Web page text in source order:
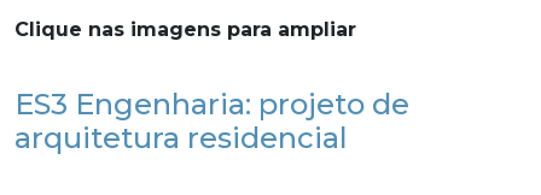
Clique nas imagens para ampliar
ES3 Engenharia: projeto de
arquitetura residencial